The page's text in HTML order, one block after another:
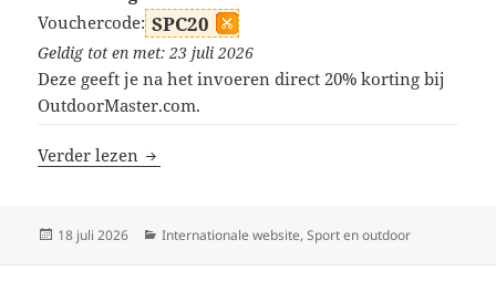
Vouchercode: SPC20
Geldig tot en met: 23 juli 2026
Deze geeft je na het invoeren direct 20% korting bij
OutdoorMaster.com.
Verder lezen OutdoorMaster kortingscodes
Geplaatst
18 juli 2026 Categorieën
Internationale website,Sport en outdoor